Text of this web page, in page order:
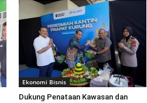
Ekonomi Bisnis
Dukung Penataan Kawasan dan